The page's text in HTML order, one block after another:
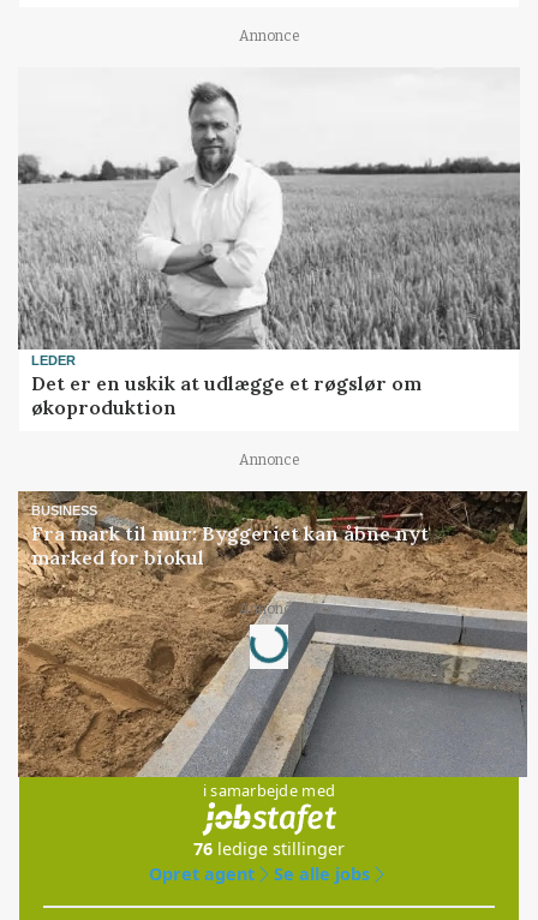
Annonce
LEDER
Det er en uskik at udlægge et røgslør om
økoproduktion
Annonce
BUSINESS
Fra mark til mur: Byggeriet kan åbne nyt
marked for biokul
Annonce
Loading...
Jobs
i samarbejde med
76 ledige stillinger
Opret agent
Se alle jobs